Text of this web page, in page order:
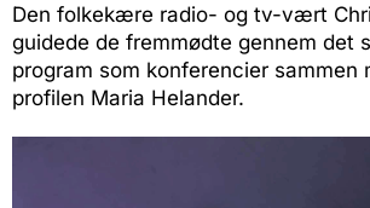
Den folkekære radio- og tv-vært
guidede de fremmødte gennem det
program som konferencier sammen
profilen Maria Helander.